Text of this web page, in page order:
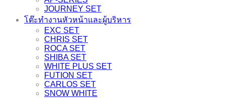
JOURNEY SET
โต๊ะทำงานหัวหน้าและผู้บริหาร
EXC SET
CHRIS SET
ROCA SET
SHIBA SET
WHITE PLUS SET
FUTION SET
CARLOS SET
SNOW WHITE